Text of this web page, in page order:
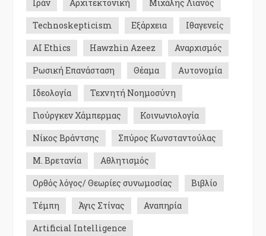
Ιράν
Αρχιτεκτονική
Μιχάλης Λιανός
Technoskepticism
Εξάρχεια
Ιθαγενείς
AI Ethics
Hawzhin Azeez
Αναρχισμός
Ρωσική Επανάσταση
Θέαμα
Αυτονομία
Ιδεολογία
Τεχνητή Νοημοσύνη
Γιούργκεν Χάμπερμας
Κοινωνιολογία
Νίκος Βράντσης
Σπύρος Κωνσταντούλας
Μ. Βρετανία
Αθλητισμός
Ορθός λόγος/ Θεωρίες συνωμοσίας
Βιβλίο
Τέμπη
Άγις Στίνας
Αναπηρία
Artificial Intelligence